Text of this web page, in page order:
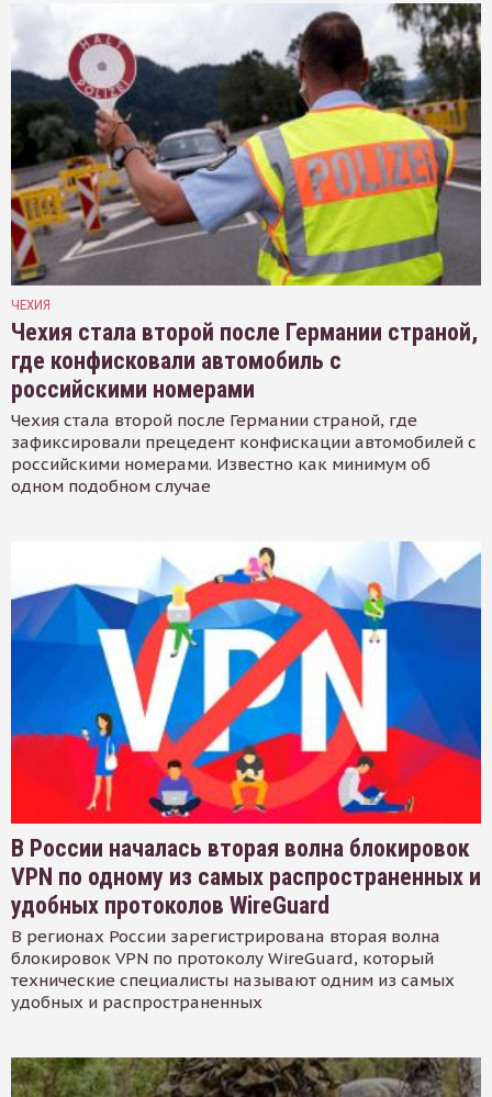
ЧЕХИЯ
Чехия стала второй после Германии страной,
где конфисковали автомобиль с
российскими номерами
Чехия стала второй после Германии страной, где
зафиксировали прецедент конфискации автомобилей с
российскими номерами. Известно как минимум об
одном подобном случае
В России началась вторая волна блокировок
VPN по одному из самых распространенных и
удобных протоколов WireGuard
В регионах России зарегистрирована вторая волна
блокировок VPN по протоколу WireGuard, который
технические специалисты называют одним из самых
удобных и распространенных